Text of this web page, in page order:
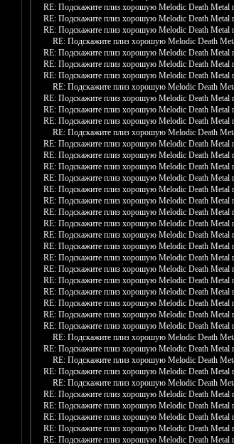
RE: Подскажите плиз хорошую Melodic Death Metal
RE: Подскажите плиз хорошую Melodic Death Metal
RE: Подскажите плиз хорошую Melodic Death Metal
RE: Подскажите плиз хорошую Melodic Death
RE: Подскажите плиз хорошую Melodic Death Metal
RE: Подскажите плиз хорошую Melodic Death Metal
RE: Подскажите плиз хорошую Melodic Death Metal
RE: Подскажите плиз хорошую Melodic Death
RE: Подскажите плиз хорошую Melodic Death Metal
RE: Подскажите плиз хорошую Melodic Death Metal
RE: Подскажите плиз хорошую Melodic Death Metal
RE: Подскажите плиз хорошую Melodic Death
RE: Подскажите плиз хорошую Melodic Death Metal
RE: Подскажите плиз хорошую Melodic Death Metal
RE: Подскажите плиз хорошую Melodic Death Metal
RE: Подскажите плиз хорошую Melodic Death Metal
RE: Подскажите плиз хорошую Melodic Death Metal
RE: Подскажите плиз хорошую Melodic Death Metal
RE: Подскажите плиз хорошую Melodic Death Metal
RE: Подскажите плиз хорошую Melodic Death Metal
RE: Подскажите плиз хорошую Melodic Death Metal
RE: Подскажите плиз хорошую Melodic Death Metal
RE: Подскажите плиз хорошую Melodic Death Metal
RE: Подскажите плиз хорошую Melodic Death Metal
RE: Подскажите плиз хорошую Melodic Death Metal
RE: Подскажите плиз хорошую Melodic Death Metal
RE: Подскажите плиз хорошую Melodic Death Metal
RE: Подскажите плиз хорошую Melodic Death Metal
RE: Подскажите плиз хорошую Melodic Death Metal
RE: Подскажите плиз хорошую Melodic Death
RE: Подскажите плиз хорошую Melodic Death Metal
RE: Подскажите плиз хорошую Melodic Death
RE: Подскажите плиз хорошую Melodic Death Metal
RE: Подскажите плиз хорошую Melodic Death
RE: Подскажите плиз хорошую Melodic Death Metal
RE: Подскажите плиз хорошую Melodic Death Metal
RE: Подскажите плиз хорошую Melodic Death Metal
RE: Подскажите плиз хорошую Melodic Death Metal
RE: Подскажите плиз хорошую Melodic Death Metal